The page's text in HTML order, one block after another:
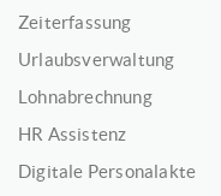
Zeiterfassung
Urlaubsverwaltung
Lohnabrechnung
HR Assistenz
Digitale Personalakte